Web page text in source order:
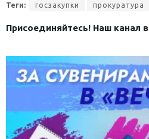
Теги: госзакупки прокуратура
Присоединяйтесь! Наш канал в